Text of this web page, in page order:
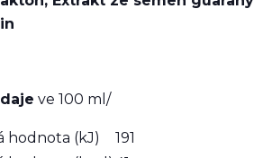
ve 100 ml/
hodnota (kJ)
191